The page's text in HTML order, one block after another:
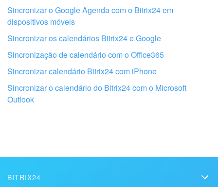
Obtenha seu Bitrix24 configurado por
ENCONTRAR PARCEIRO BITRIX24 NAS PROXIMIDADES
Sincronizar o Google Agenda com o Bitrix24 em
dispositivos móveis
Sincronizar os calendários Bitrix24 e Google
Sincronização de calendário com o Office365
Sincronizar calendário Bitrix24 com iPhone
Sincronizar o calendário do Bitrix24 com o Microsoft
Outlook
BITRIX24